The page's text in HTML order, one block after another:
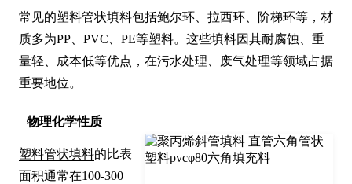
常见的塑料管状填料包括鲍尔环、拉西环、阶梯环等，材
质多为PP、PVC、PE等塑料。这些填料因其耐腐蚀、重
量轻、成本低等优点，在污水处理、废气处理等领域占据
重要地位。
物理化学性质
塑料管状填料的比表
面积通常在100-300